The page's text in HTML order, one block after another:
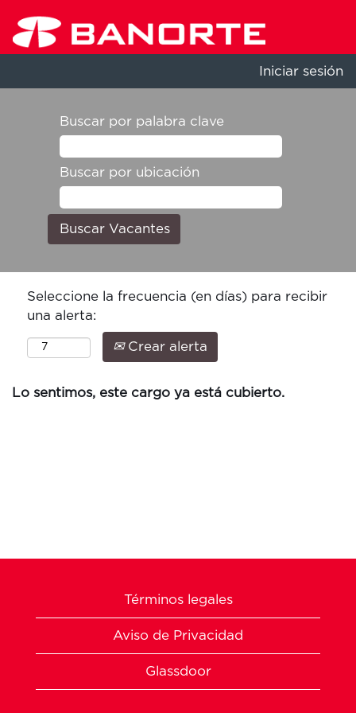
Iniciar sesión
Buscar por palabra clave
Buscar por ubicación
Seleccione la frecuencia (en días) para recibir
una alerta:
Crear alerta
Lo sentimos, este cargo ya está cubierto.
Términos legales
Aviso de Privacidad
Glassdoor